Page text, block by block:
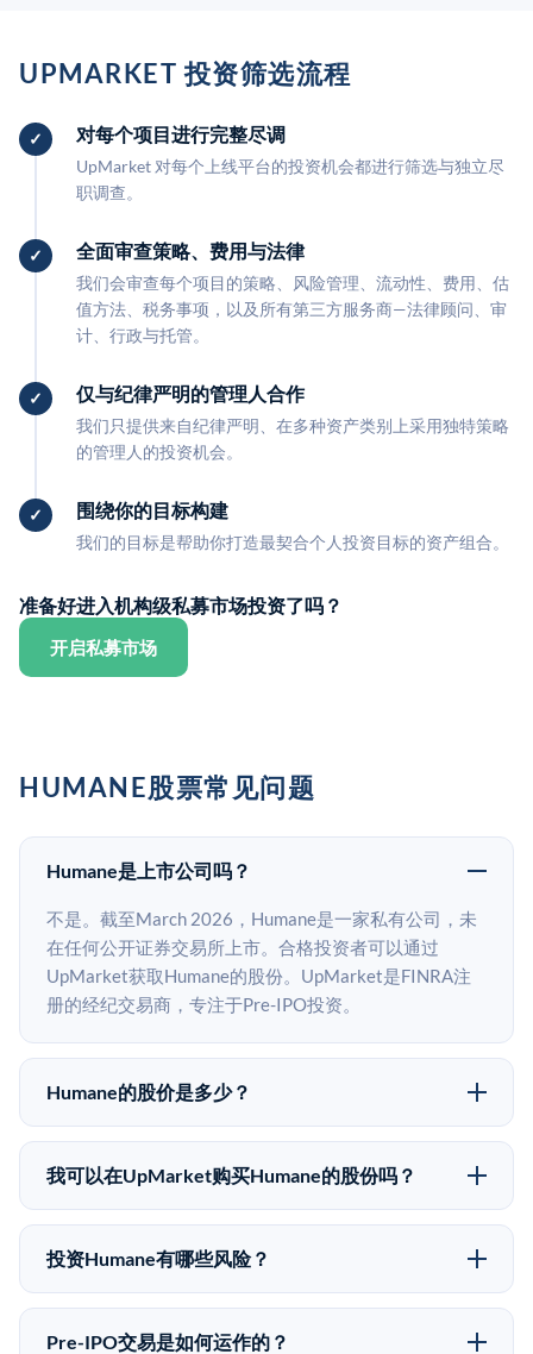
UPMARKET 投资筛选流程
对每个项目进行完整尽调
UpMarket 对每个上线平台的投资机会都进行筛选与独立尽
职调查。
全面审查策略、费用与法律
我们会审查每个项目的策略、风险管理、流动性、费用、估
值方法、税务事项，以及所有第三方服务商—法律顾问、审
计、行政与托管。
仅与纪律严明的管理人合作
我们只提供来自纪律严明、在多种资产类别上采用独特策略
的管理人的投资机会。
围绕你的目标构建
我们的目标是帮助你打造最契合个人投资目标的资产组合。
准备好进入机构级私募市场投资了吗？
开启私募市场
HUMANE股票常见问题
Humane是上市公司吗？
不是。截至March 2026，Humane是一家私有公司，未
在任何公开证券交易所上市。合格投资者可以通过
UpMarket获取Humane的股份。UpMarket是FINRA注
册的经纪交易商，专注于Pre-IPO投资。
Humane的股价是多少？
Humane没有公开股价，因为它是一家私有公司。最近的
已知股价来自其最近一轮融资。 二级市场上的Pre-IPO
不同。
我可以在UpMarket购买Humane的股份吗？
可以。合格投资者可以通过填写本页表单或在
upmarket.co创建账户来表达对Humane股份的投资意
50,000美元。UpMarket是FINRA注册的经纪交易商，
自2019年以来已经纪超过5亿美元的另类投资。
投资Humane有哪些风险？
Pre-IPO投资存在重大风险。Humane的股份流动性低，
意味着没有公开市场可以快速出售。不存在确定的退出
Pre-IPO交易是如何运作的？